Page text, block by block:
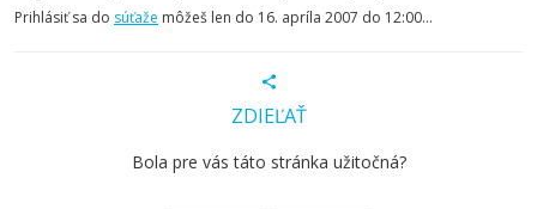
Prihlásiť sa do súťaže môžeš len do 16. apríla 2007 do 12:00...
ZDIEĽAŤ
Bola pre vás táto stránka užitočná?